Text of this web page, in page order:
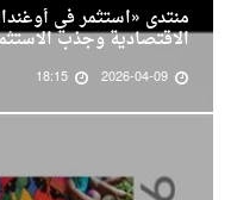
منتدى «استثمر في
الاقتصادية وجذب
2026-04-09
18:15